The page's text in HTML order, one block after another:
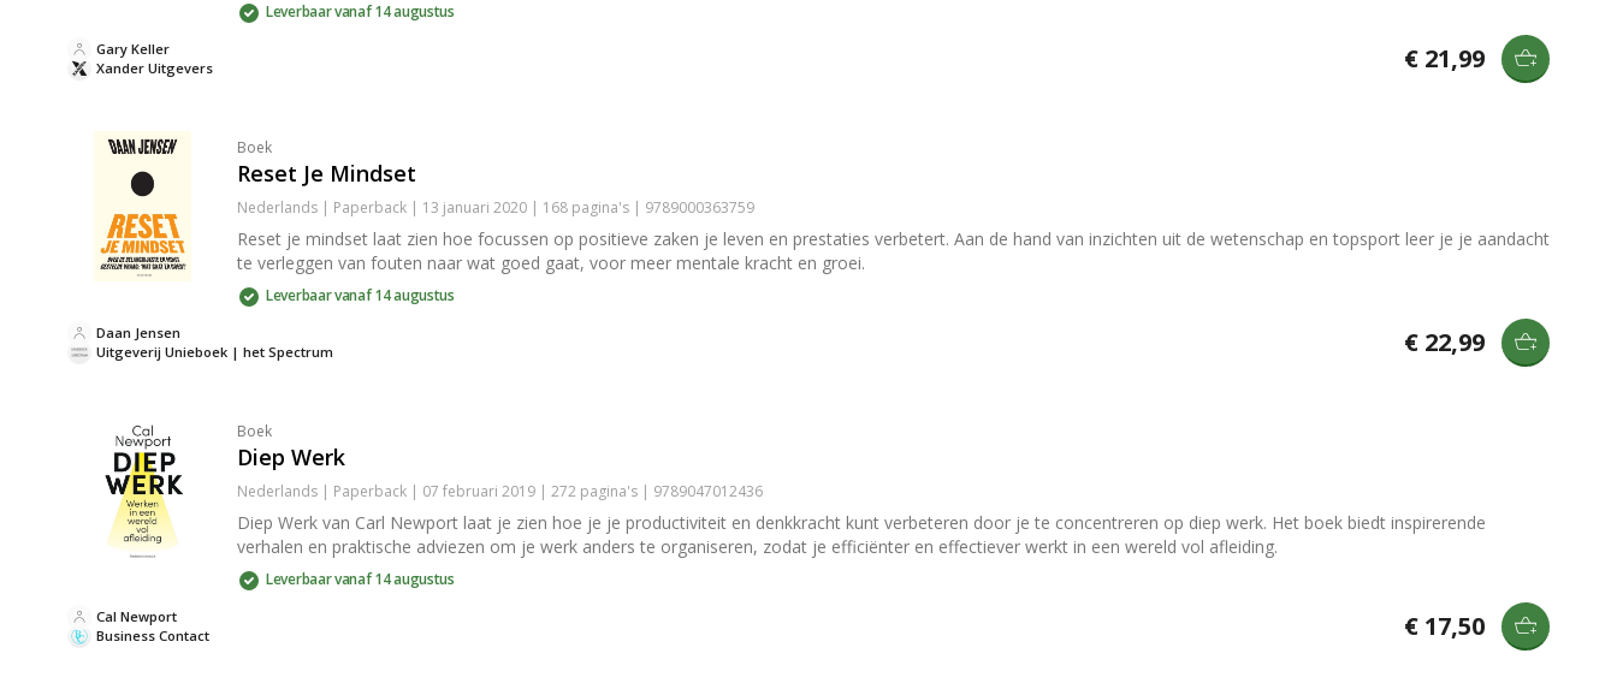
Leverbaar vanaf 14 augustus
Xander Uitgevers
Gary Keller € 21,99
Boek
Reset Je Mindset
Nederlands | Paperback | 13 januari 2020 | 168 pagina's | 9789000363759
Reset je mindset laat zien hoe focussen op positieve zaken je leven en prestaties verbetert. Aan de hand van inzichten uit de wetenschap en topsport leer je je aandacht
te verleggen van fouten naar wat goed gaat, voor meer mentale kracht en groei.
Leverbaar vanaf 14 augustus
Uitgeverij Unieboek | het Spectrum
Daan Jensen € 22,99
Boek
Diep Werk
Nederlands | Paperback | 07 februari 2019 | 272 pagina's | 9789047012436
Diep Werk van Carl Newport laat je zien hoe je je productiviteit en denkkracht kunt verbeteren door je te concentreren op diep werk. Het boek biedt inspirerende
verhalen en praktische adviezen om je werk anders te organiseren, zodat je efficiënter en effectiever werkt in een wereld vol afleiding.
Leverbaar vanaf 14 augustus
Business Contact
Cal Newport € 17,50